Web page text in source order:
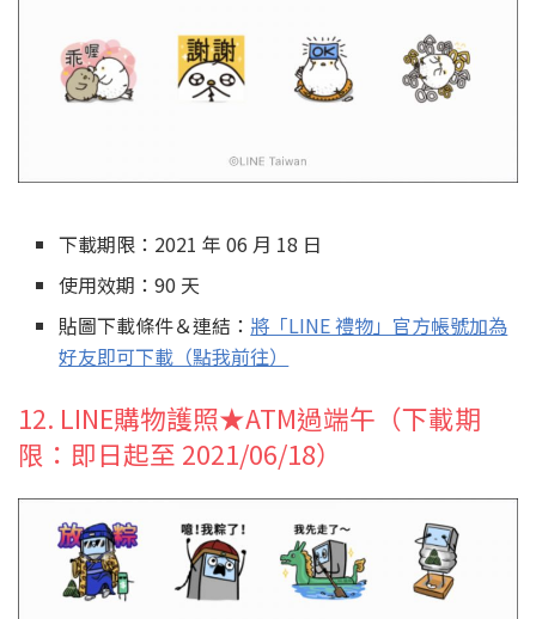
下載期限：2021 年 06 月 18 日
使用效期：90 天
貼圖下載條件＆連結： 將「LINE 禮物」官方帳號加為
好友即可下載（點我前往）
12. LINE購物護照★ATM過端午（下載期
限：即日起至 2021/06/18）